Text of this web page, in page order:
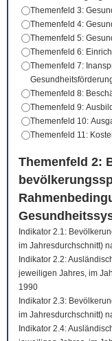
Themenfeld 3:
Themenfeld 4:
Themenfeld 5:
Themenfeld 6:
Themenfeld 7:
Themenfeld 8:
Themenfeld 9:
Themenfeld 10:
Themenfeld 11:
Themenfeld 2:
Indikator 2.1:
im Jahresdurchschnitt)
Indikator 2.2:
jeweiligen Jahres, im
1990
Indikator 2.3:
im Jahresdurchschnitt)
Indikator 2.4: